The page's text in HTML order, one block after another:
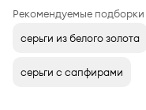
Рекомендуемые подборки
серьги из белого золота
серьги с сапфирами